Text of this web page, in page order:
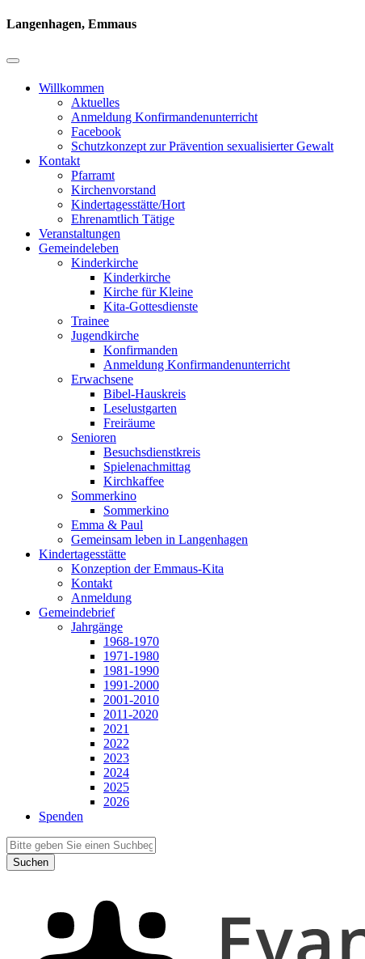
Langenhagen, Emmaus
Willkommen
Aktuelles
Anmeldung Konfirmandenunterricht
Facebook
Schutzkonzept zur Prävention sexualisierter Gewalt
Kontakt
Pfarramt
Kirchenvorstand
Kindertagesstätte/Hort
Ehrenamtlich Tätige
Veranstaltungen
Gemeindeleben
Kinderkirche
Kinderkirche
Kirche für Kleine
Kita-Gottesdienste
Trainee
Jugendkirche
Konfirmanden
Anmeldung Konfirmandenunterricht
Erwachsene
Bibel-Hauskreis
Leselustgarten
Freiräume
Senioren
Besuchsdienstkreis
Spielenachmittag
Kirchkaffee
Sommerkino
Sommerkino
Emma & Paul
Gemeinsam leben in Langenhagen
Kindertagesstätte
Konzeption der Emmaus-Kita
Kontakt
Anmeldung
Gemeindebrief
Jahrgänge
1968-1970
1971-1980
1981-1990
1991-2000
2001-2010
2011-2020
2021
2022
2023
2024
2025
2026
Spenden
Suchen